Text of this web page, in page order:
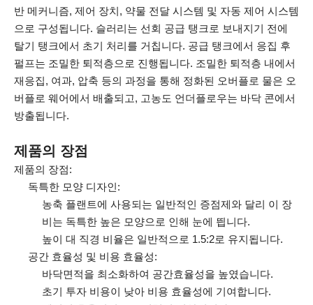
반 메커니즘, 제어 장치, 약물 전달 시스템 및 자동 제어 시스템
으로 구성됩니다. 슬러리는 선회 공급 탱크로 보내지기 전에
탈기 탱크에서 초기 처리를 거칩니다. 공급 탱크에서 응집 후
펄프는 조밀한 퇴적층으로 진행됩니다. 조밀한 퇴적층 내에서
재응집, 여과, 압축 등의 과정을 통해 정화된 오버플로 물은 오
버플로 웨어에서 배출되고, 고농도 언더플로우는 바닥 콘에서
방출됩니다.
제품의 장점
제품의 장점:
독특한 모양 디자인:
농축 플랜트에 사용되는 일반적인 증점제와 달리 이 장
비는 독특한 높은 모양으로 인해 눈에 띕니다.
높이 대 직경 비율은 일반적으로 1.5:2로 유지됩니다.
공간 효율성 및 비용 효율성:
바닥면적을 최소화하여 공간효율성을 높였습니다.
초기 투자 비용이 낮아 비용 효율성에 기여합니다.